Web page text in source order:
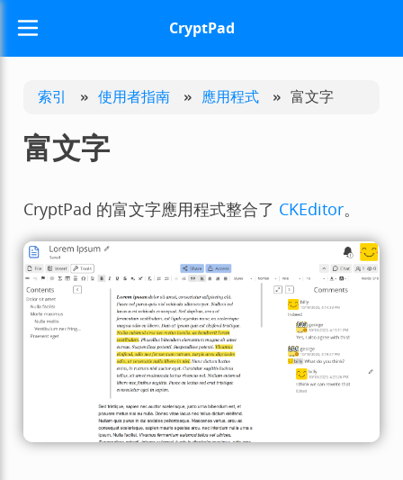
CryptPad
索引 » 使用者指南 » 應用程式 » 富文字
富文字
CryptPad 的富文字應用程式整合了 CKEditor。